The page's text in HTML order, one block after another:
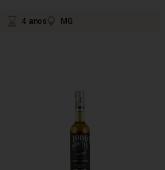
4 anos MG